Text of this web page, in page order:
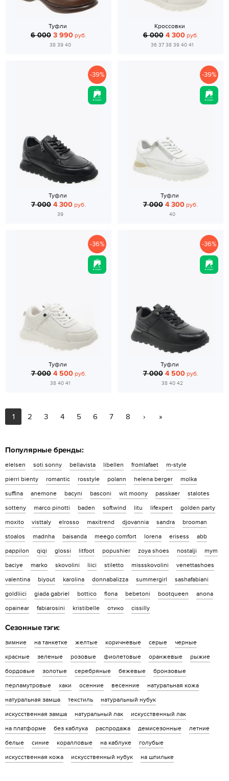
Туфли
6 000 3 990 руб.
38 39 40
Кроссовки
6 000 4 300руб.
36 37 38 39 40 41
-39%
Туфли
7 000 4 300 руб.
39
-39%
Туфли
7 000 4 300 руб.
40
-36%
Туфли
7 000 4 500руб.
38 40 41
-36%
Туфли
7 000 4 500руб.
38 40 42
1 2 3 4 5 6 7 8 › »
Популярные бренды:
elelsen soti sonny bellavista libellen fromlafaet
m-style
pierri bienty
romantic rosstyle polann helena berger
molka
suffina
anemone bacyni basconi wit moony passkaer
stalotes
sotteny
marco pinotti baden softwind litu lifexpert
golden party
moxito
visttaly elrosso maxitrend djovannia sandra
brooman
stoalos
madnha baisanda meego comfort lorena erisess
abb
pappilon
qiqi glossi litfoot popushier zoya shoes nostalji
mym
baciye
marko skovolini liici stiletto missskovolini
venettashoes
valentina
biyout karolina donnabalizza summergirl
sashafabiani
goldliici
giada gabriel bottico flona bebetoni bootqueen
anona
opainear
fabiarosini kristibelle отико cissilly
Сезонные тэги:
зимние на танкетке желтые коричневые серые
черные
красные
зеленые розовые фиолетовые оранжевые
рыжие
бордовые
золотые серебряные бежевые
бронзовые
перламутровые
хаки осенние весенние
натуральная кожа
натуральная замша
текстиль
натуральный нубук
искусственная замша
натуральный лак
искусственный лак
на платформе
без каблука распродажа демисезонные
летние
белые
синие коралловые на каблуке
голубые
искусственная кожа
искусственный нубук на шпильке